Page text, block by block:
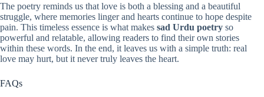
The poetry reminds us that love is both a blessing and a beautiful
struggle, where memories linger and hearts continue to hope despite
pain. This timeless essence is what makes sad Urdu poetry so
powerful and relatable, allowing readers to find their own stories
within these words. In the end, it leaves us with a simple truth: real
love may hurt, but it never truly leaves the heart.
FAQs